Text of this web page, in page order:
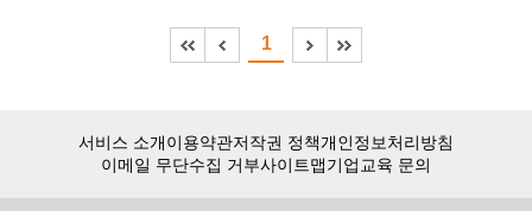
1
서비스 소개이용약관저작권 정책개인정보처리방침
이메일 무단수집 거부사이트맵기업교육 문의